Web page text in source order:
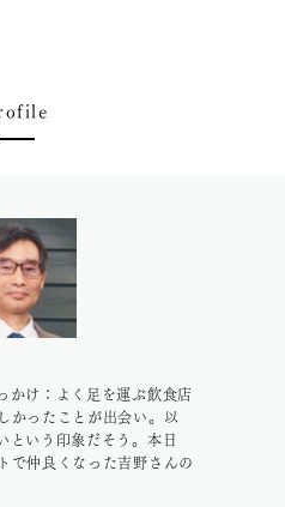
かけ：よく足を運ぶ飲食店
かったことが出会い。以
という印象だそう。本日
で仲良くなった吉野さんの